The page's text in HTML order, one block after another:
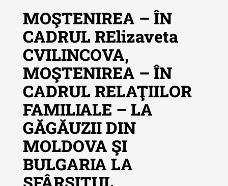
Revista "Cercetări istorice"
Revista "Cercetări istorice" - XLIV
- 2025
Revista "Cercetări istorice" - XLIII
- 2024
Revista "Cercetări istorice" - XLII -
2023
Indexul Complet
MOŞTENIREA – ÎN
CADRUL RElizaveta
CVILINCOVA,
MOŞTENIREA – ÎN
CADRUL RELAŢIILOR
FAMILIALE – LA
GĂGĂUZII DIN
MOLDOVA ŞI
BULGARIA LA